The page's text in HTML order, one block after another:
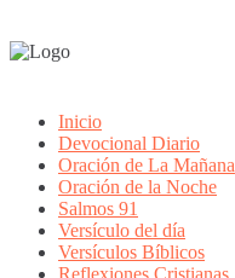
Inicio
Devocional Diario
Oración de La Mañana
Oración de la Noche
Salmos 91
Versículo del día
Versículos Bíblicos